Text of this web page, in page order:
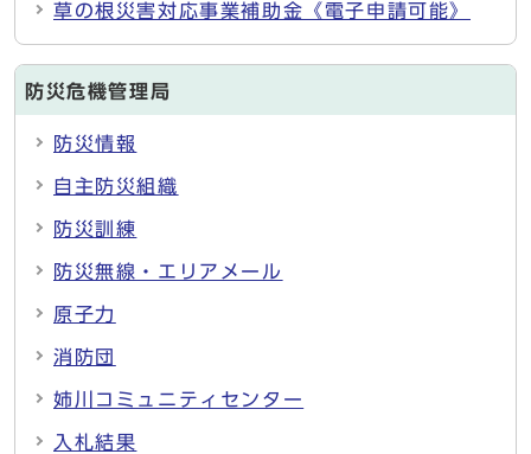
草の根災害対応事業補助金《電子申請可能》
防災危機管理局
防災情報
自主防災組織
防災訓練
防災無線・エリアメール
原子力
消防団
姉川コミュニティセンター
入札結果